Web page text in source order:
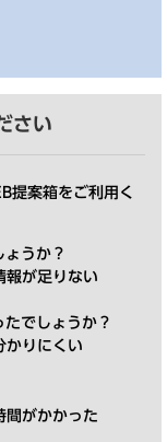
さい
提案箱をご利用く
うか？
報が足りない
でしょうか？
かりにくい
間がかかった